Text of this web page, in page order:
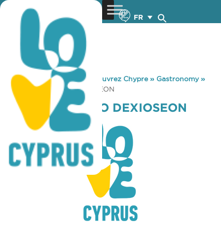
FR
You are here: Home »Découvrez Chypre» Gastronomy»
NIKEION KENTRO DEXIOSEON
NIKEION KENTRO DEXIOSEON